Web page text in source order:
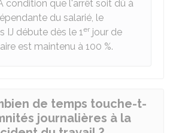
condition que l'arrêt soit dû à
du salarié, le
IJ débute dès le 1er jour de
est maintenu à 100 %.
de temps touche-t-
journalières à la